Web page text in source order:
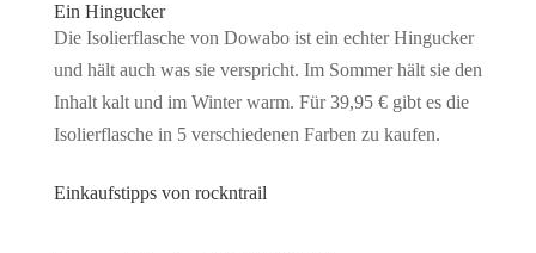
Ein Hingucker
Die Isolierflasche von Dowabo ist ein echter Hingucker
und hält auch was sie verspricht. Im Sommer hält sie den
Inhalt kalt und im Winter warm. Für 39,95 € gibt es die
Isolierflasche in 5 verschiedenen Farben zu kaufen.
Einkaufstipps von rockntrail